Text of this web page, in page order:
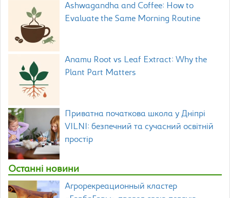
Ashwagandha and Coffee: How to
Evaluate the Same Morning Routine
Anamu Root vs Leaf Extract: Why the
Plant Part Matters
Приватна початкова школа у Дніпрі
VILNI: безпечний та сучасний освітній
простір
Останні новини
Агрорекреационный кластер